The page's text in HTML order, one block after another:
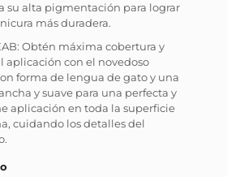
su alta pigmentación para lograr
más duradera.
Obtén máxima cobertura y
aplicación con el novedoso
forma de lengua de gato y una
y suave para una perfecta y
aplicación en toda la superficie
cuidando los detalles del